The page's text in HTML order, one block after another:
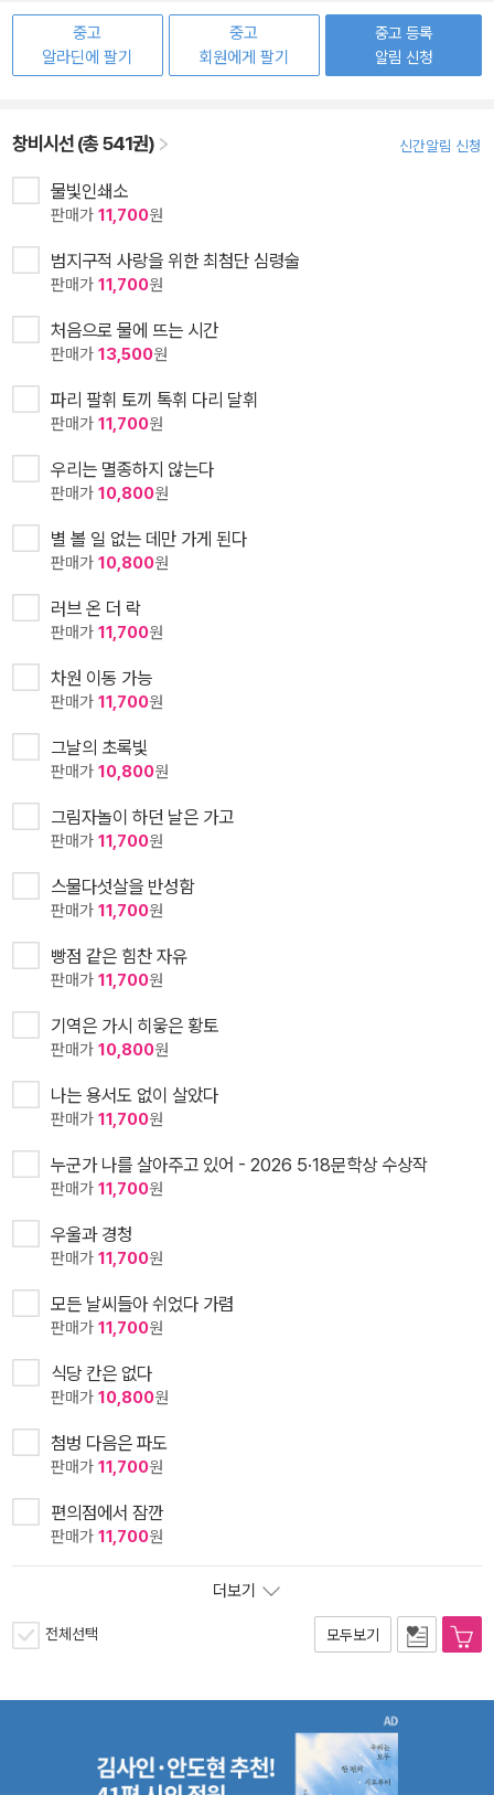
중고
알라딘에 팔기
중고
회원에게 팔기
중고 등록
알림 신청
창비시선 (총 541권) 신간알림 신청
물빛인쇄소
판매가 11,700원
범지구적 사랑을 위한 최첨단 심령술
판매가 11,700원
처음으로 물에 뜨는 시간
판매가 13,500원
파리 팔휘 토끼 톡휘 다리 달휘
판매가 11,700원
우리는 멸종하지 않는다
판매가 10,800원
별 볼 일 없는 데만 가게 된다
판매가 10,800원
러브 온 더 락
판매가 11,700원
차원 이동 가능
판매가 11,700원
그날의 초록빛
판매가 10,800원
그림자놀이 하던 날은 가고
판매가 11,700원
스물다섯살을 반성함
판매가 11,700원
빵점 같은 힘찬 자유
판매가 11,700원
기역은 가시 히읗은 황토
판매가 10,800원
나는 용서도 없이 살았다
판매가 11,700원
누군가 나를 살아주고 있어 - 2026 5·18문학상 수상작
판매가 11,700원
우울과 경청
판매가 11,700원
모든 날씨들아 쉬었다 가렴
판매가 11,700원
식당 칸은 없다
판매가 10,800원
첨벙 다음은 파도
판매가 11,700원
편의점에서 잠깐
판매가 11,700원
더보기
전체선택 모두보기